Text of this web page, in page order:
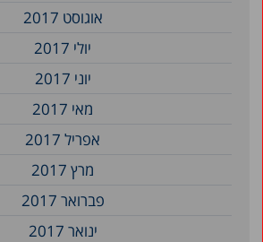
אוגוסט 2017
יולי 2017
יוני 2017
מאי 2017
אפריל 2017
מרץ 2017
פברואר 2017
ינואר 2017